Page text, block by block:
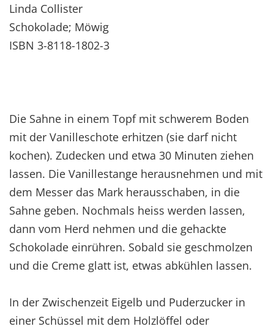
Linda Collister
Schokolade; Möwig
ISBN 3-8118-1802-3
Die Sahne in einem Topf mit schwerem Boden
mit der Vanilleschote erhitzen (sie darf nicht
kochen). Zudecken und etwa 30 Minuten ziehen
lassen. Die Vanillestange herausnehmen und mit
dem Messer das Mark herausschaben, in die
Sahne geben. Nochmals heiss werden lassen,
dann vom Herd nehmen und die gehackte
Schokolade einrühren. Sobald sie geschmolzen
und die Creme glatt ist, etwas abkühlen lassen.
In der Zwischenzeit Eigelb und Puderzucker in
einer Schüssel mit dem Holzlöffel oder